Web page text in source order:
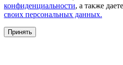
конфиденциальности, а также
своих персональных данных.
Принять